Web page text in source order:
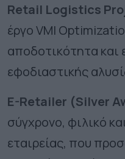
Retail Logistics
έργο VMI
αποδοτικότητα και
εφοδιαστικής
E-Retailer (Silver
σύγχρονο, φιλικό
εταιρείας, που